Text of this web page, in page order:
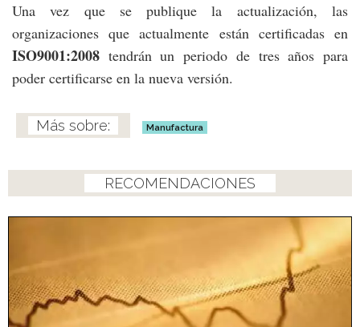
Una vez que se publique la actualización, las
organizaciones que actualmente están certificadas en
ISO9001:2008 tendrán un periodo de tres años para
poder certificarse en la nueva versión.
Manufactura
RECOMENDACIONES